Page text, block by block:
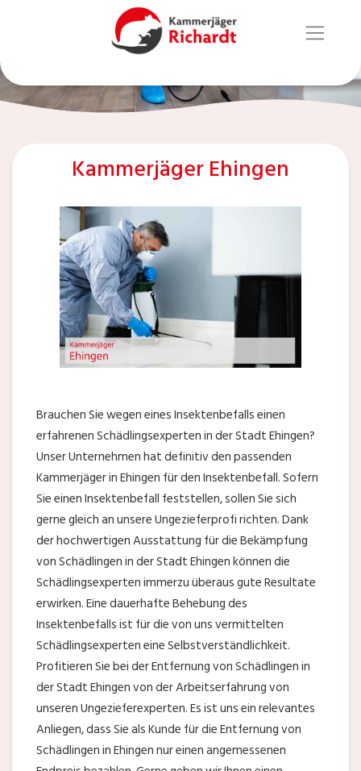
Kammerjäger Ehingen
Brauchen Sie wegen eines Insektenbefalls einen
erfahrenen Schädlingsexperten in der Stadt Ehingen?
Unser Unternehmen hat definitiv den passenden
Kammerjäger in Ehingen für den Insektenbefall. Sofern
Sie einen Insektenbefall feststellen, sollen Sie sich
gerne gleich an unsere Ungezieferprofi richten. Dank
der hochwertigen Ausstattung für die Bekämpfung
von Schädlingen in der Stadt Ehingen können die
Schädlingsexperten immerzu überaus gute Resultate
erwirken. Eine dauerhafte Behebung des
Insektenbefalls ist für die von uns vermittelten
Schädlingsexperten eine Selbstverständlichkeit.
Profitieren Sie bei der Entfernung von Schädlingen in
der Stadt Ehingen von der Arbeitserfahrung von
unseren Ungezieferexperten. Es ist uns ein relevantes
Anliegen, dass Sie als Kunde für die Entfernung von
Schädlingen in Ehingen nur einen angemessenen